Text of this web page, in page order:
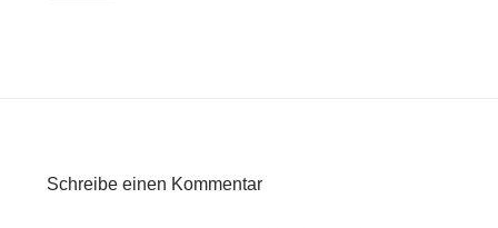
Schreibe einen Kommentar